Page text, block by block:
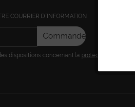
COURRIER D´INFORMATION
Commandez
dispositions concernant la protection des